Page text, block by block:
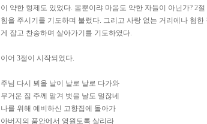
이 약한 형제도 있었다. 몸뿐이랴 마음도 약한 자들이 아닌가? 2
힘을 주시기를 기도하며 불렀다. 그리고 사랑 없는 거리에나 험
게 잡고 찬송하며 살아가기를 기도하였다.
이어 3절이 시작되었다.
주님 다시 뵈올 날이 날로 날로 다가와
무거운 짐 주께 맡겨 벗을 날도 멀잖네
나를 위해 예비하신 고향집에 돌아가
아버지의 품안에서 영원토록 살리라